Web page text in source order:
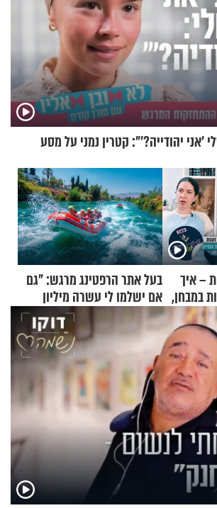
יהודייה?'": קטרין נמני על מסע
– איך
במבחן,
כהן
בעל אתר הרפטינג מרגש: "גם
אם ישלמו לי עשרה מיליון
שקלים - לא אפתח בשבת"